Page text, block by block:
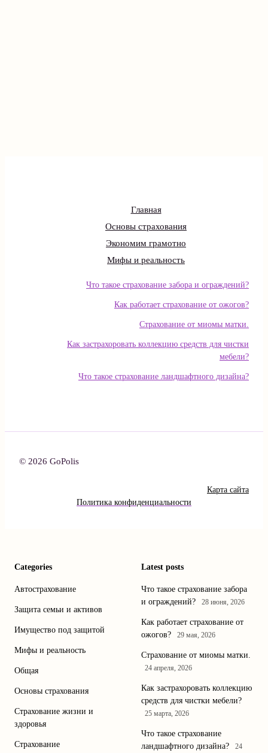
Главная
Основы страхования
Экономим грамотно
Мифы и реальность
Что такое страхование забора и ограждений?
Как работает страхование от ожогов?
Страхование от миомы матки.
Как застрахоровать коллекцию средств для чистки
мебели?
Что такое страхование ландшафтного дизайна?
© 2026 GoPolis
Карта сайта
Политика конфиденциальности
Categories
Автострахование
Защита семьи и активов
Имущество под защитой
Мифы и реальность
Общая
Основы страхования
Страхование жизни и
здоровья
Страхование
Latest posts
Что такое страхование забора
и ограждений?
28 июня, 2026
Как работает страхование от
ожогов?
29 мая, 2026
Страхование от миомы матки.
24 апреля, 2026
Как застрахоровать коллекцию
средств для чистки мебели?
25 марта, 2026
Что такое страхование
ландшафтного дизайна?
24